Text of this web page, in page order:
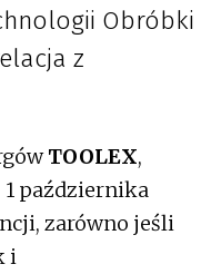
Obróbki
z
TOOLEX,
1 października
zarówno jeśli
i